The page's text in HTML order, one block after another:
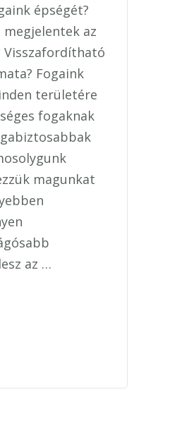
épségét?
az
Visszafordítható
Fogaink
területére
fogaknak
magunkat
az …